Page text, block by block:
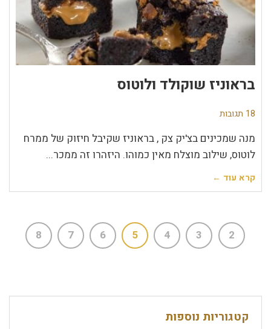
בראוניז שוקולד ולוטוס
18 תגובות
מנה שמכינים בצ'יק צק , בראוניז שקיבל חיזוק של ממרח
לוטוס, שילוב מוצלח מאין כמוהו. היזהרו זה ממכר...
קרא עוד ←
2
3
4
5
6
7
8
קטגוריות נוספות